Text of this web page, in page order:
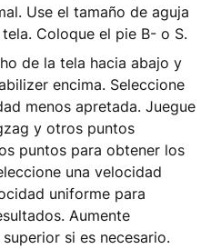
Use el tamaño de aguja
Coloque el pie B- o S.
de la tela hacia abajo y
encima. Seleccione
menos apretada. Juegue
y otros puntos
puntos para obtener los
una velocidad
uniforme para
Aumente
si es necesario.